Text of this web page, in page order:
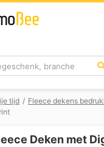
tijd / Fleece dekens
Deken met